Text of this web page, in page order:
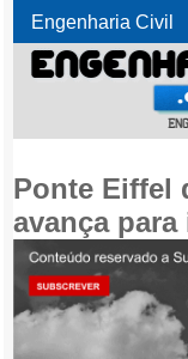
Engenharia Civil
Ponte Eiffel
avança